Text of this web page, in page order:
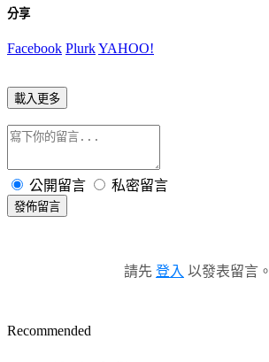
分享
Facebook PlurkYAHOO!
載入更多
公開留言 私密留言
發佈留言
請先 登入 以發表留言。
Recommended